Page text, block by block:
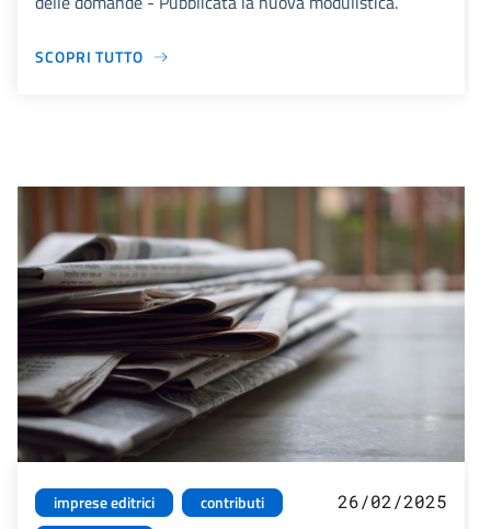
SCOPRI TUTTO
imprese editrici
contributi
26/02/2025